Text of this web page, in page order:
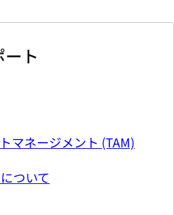
ト
マネージメント (TAM)
ついて